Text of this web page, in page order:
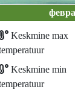
Keskmine max
Keskmine min